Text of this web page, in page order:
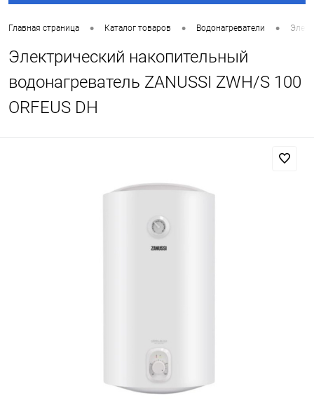
Главная страница • Каталог товаров • Водонагреватели •
Электрический накопительный
водонагреватель ZANUSSI ZWH/S 100
ORFEUS DH